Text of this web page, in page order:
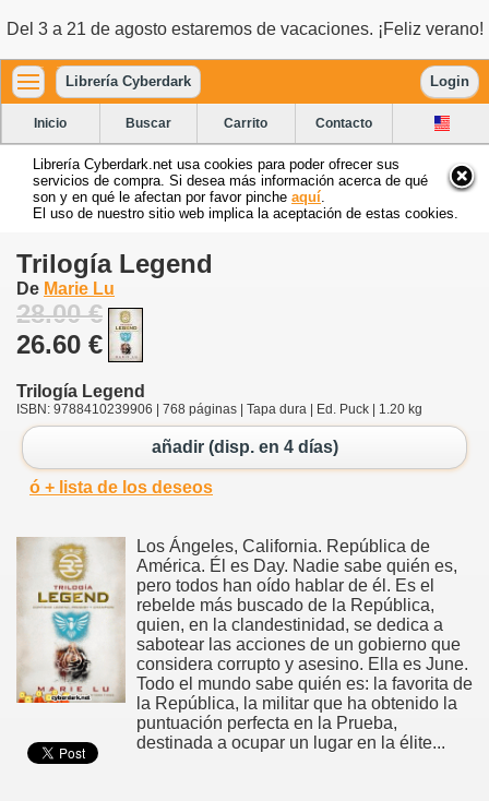
Del 3 a 21 de agosto estaremos de vacaciones. ¡Feliz verano!
Librería Cyberdark Login
Inicio Buscar Carrito Contacto
Librería Cyberdark.net usa cookies para poder ofrecer sus
servicios de compra. Si desea más información acerca de qué
son y en qué le afectan por favor pinche aquí
El uso de nuestro sitio web implica la aceptación de estas cookies.
Trilogía Legend
De Marie Lu
28.00 €
26.60 €
Trilogía Legend
ISBN: 9788410239906 | 768 páginas | Tapa dura | Ed. Puck | 1.20 kg
añadir (disp. en 4 días)
ó + lista de los deseos
Los Ángeles, California. República de
América. Él es Day. Nadie sabe quién es,
pero todos han oído hablar de él. Es el
rebelde más buscado de la República,
quien, en la clandestinidad, se dedica a
sabotear las acciones de un gobierno que
considera corrupto y asesino. Ella es June.
Todo el mundo sabe quién es: la favorita de
la República, la militar que ha obtenido la
puntuación perfecta en la Prueba,
destinada a ocupar un lugar en la élite...